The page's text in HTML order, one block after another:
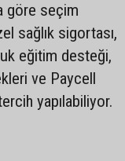
göre seçim
sağlık sigortası,
eğitim desteği,
ve Paycell
yapılabiliyor.